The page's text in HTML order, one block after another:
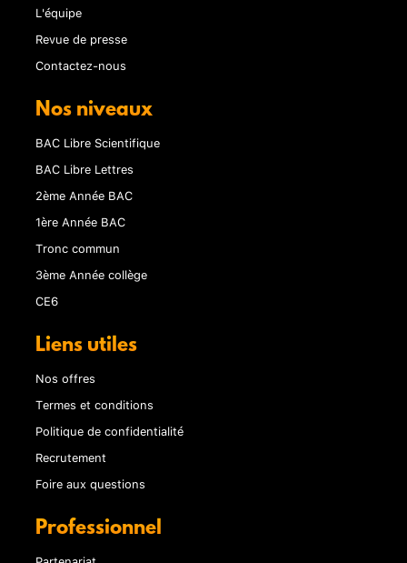
L'équipe
Revue de presse
Contactez-nous
Nos niveaux
BAC Libre Scientifique
BAC Libre Lettres
2ème Année BAC
1ère Année BAC
Tronc commun
3ème Année collège
CE6
Liens utiles
Nos offres
Termes et conditions
Politique de confidentialité
Recrutement
Foire aux questions
Professionnel